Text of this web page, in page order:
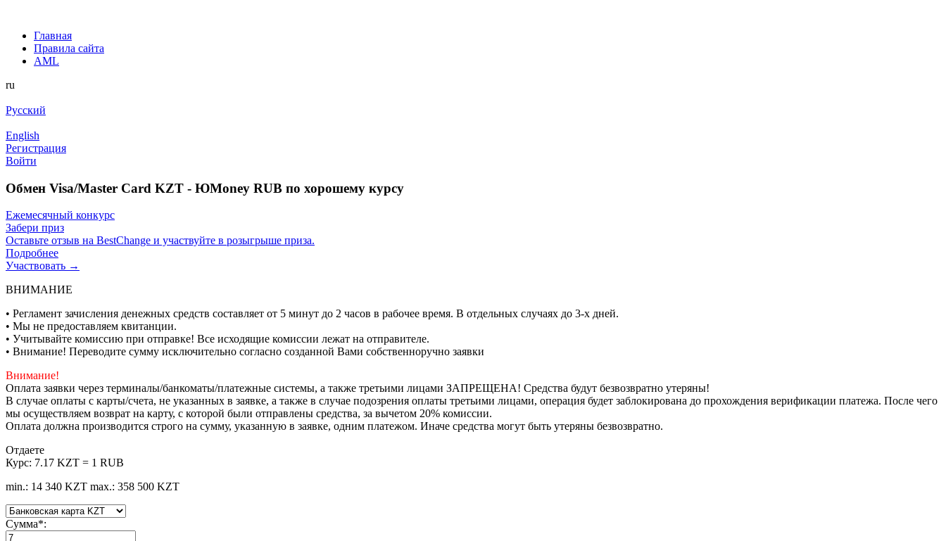
Главная
Правила сайта
AML
ru
Русский
English
Регистрация
Войти
Обмен Visa/Master Card KZT - ЮMoney RUB по хорошему курсу
Ежемесячный конкурс
Забери приз
Оставьте отзыв на BestChange и участвуйте в розыгрыше приза.
Подробнее
Участвовать →
ВНИМАНИЕ
• Регламент зачисления денежных средств составляет от 5 минут до 2 часов в рабочее время. В отдельных случаях до 3-х дней.
• Мы не предоставляем квитанции.
• Учитывайте комиссию при отправке! Все исходящие комиссии лежат на отправителе.
• Внимание! Переводите сумму исключительно согласно созданной Вами собственноручно заявки
Внимание!
Оплата заявки через терминалы/банкоматы/платежные системы, а также третьими лицами ЗАПРЕЩЕНА! Средства будут безвозвратно утеряны!
В случае оплаты с карты/счета, не указанных в заявке, а также в случае подозрения оплаты третьими лицами, операция будет заблокирована до прохождения верификации платежа. После чего
мы осуществляем возврат на карту, с которой были отправлены средства, за вычетом 20% комиссии.
Оплата должна производится строго на сумму, указанную в заявке, одним платежом. Иначе средства могут быть утеряны безвозвратно.
Отдаете
Курс: 7.17 KZT = 1 RUB
min.: 14 340 KZT max.: 358 500 KZT
Сумма*: